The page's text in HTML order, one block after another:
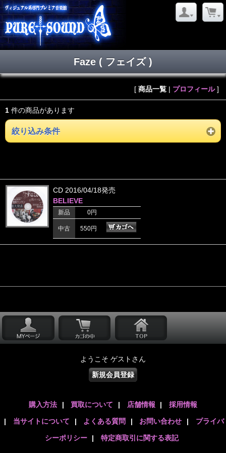
Faze ( フェイズ )
[ 商品一覧 | プロフィール]
1 件の商品があります
絞り込み条件
CD 2016/04/18発売
BELIEVE
新品 0円
中古 550円
ようこそ ゲストさん
新規会員登録
購入方法 | 買取について | 店舗情報 | 採用情報
| 当サイトについて | よくある質問 | お問い合わせ | プライバ
シーポリシー | 特定商取引に関する表記